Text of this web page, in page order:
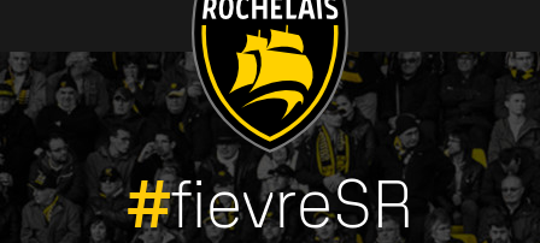
#fievreSR